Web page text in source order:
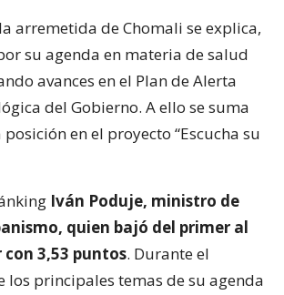
arremetida de Chomali se explica,
su agenda en materia de salud
avances en el Plan de Alerta
del Gobierno. A ello se suma
en el proyecto “Escucha su
Iván Poduje, ministro de
quien bajó del primer al
3,53 puntos. Durante el
los principales temas de su agenda